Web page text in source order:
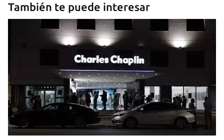
También te puede interesar